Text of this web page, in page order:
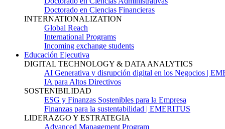
Doctorado en Ciencias Financieras
INTERNATIONALIZATION
Global Reach
International Programs
Incoming exchange students
Educación Ejecutiva
DIGITAL TECHNOLOGY & DATA ANALYTICS
AI Generativa y disrupción digital en los Negocios |
IA para Altos Directivos
SOSTENIBILIDAD
ESG y Finanzas Sostenibles para la Empresa
Finanzas para la sustentabilidad | EMERITUS
LIDERAZGO Y ESTRATEGIA
Advanced Management Program